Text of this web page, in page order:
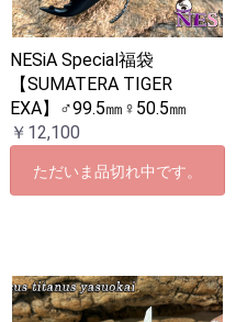
NESiA Special福袋
【SUMATERA TIGER
EXA】♂99.5㎜♀50.5㎜
￥12,100
ただいま品切れ中です。